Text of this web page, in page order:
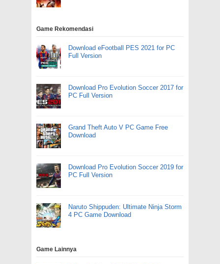
Game Rekomendasi
Download eFootball PES 2021 for PC
Full Version
Download Pro Evolution Soccer 2017 for
PC Full Version
Grand Theft Auto V PC Game Free
Download
Download Pro Evolution Soccer 2019 for
PC Full Version
Naruto Shippuden: Ultimate Ninja Storm
4 PC Game Download
Game Lainnya